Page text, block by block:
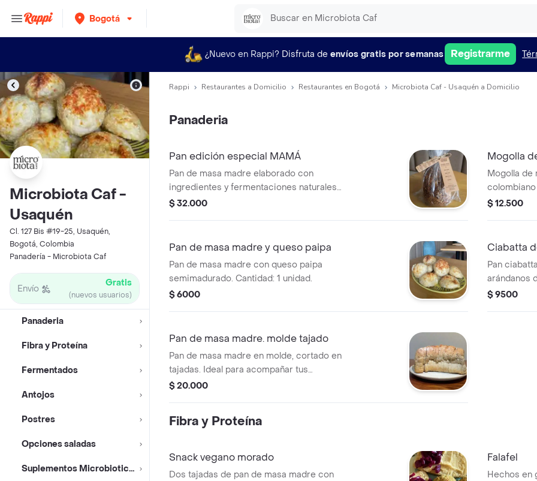
Bogotá
¿Nuevo en Rappi? Disfruta de envíos gratis por semanas Registrarme
Microbiota Caf -
Usaquén
Cl. 127 Bis #19-25, Usaquén,
Bogotá, Colombia
Panadería - Microbiota Caf
Envío Gratis
(nuevos usuarios)
Panaderia
Fibra y Proteína
Fermentados
Antojos
Postres
Opciones saladas
Suplementos Microbioticos
Rappi Restaurantes a Domicilio Restaurantes en Bogotá Microbiota Caf - Usaquén a Domicilio
Panaderia
Pan edición especial MAMÁ
Pan de masa madre elaborado con
ingredientes y fermentaciones naturales.
Hecho con miel cruda y una mezcla
por dentro y crocante por fuera.
Acompañado de una cremosa untada de
kéfir.
$ 32.000
Mogolla
Mogolla de
colombiano
añadidos.
$ 12.500
Pan de masa madre y queso paipa
Pan de masa madre con queso paipa
semimadurado. Cantidad: 1 unidad.
$ 6000
Ciabatta
Pan
arándanos
$ 9500
Pan de masa madre. molde tajado
Pan de masa madre en molde, cortado en
tajadas. Ideal para acompañar tus
comidas.
$ 20.000
Fibra y Proteína
Snack vegano morado
Dos tajadas de pan de masa madre con
Falafel
Hechos en